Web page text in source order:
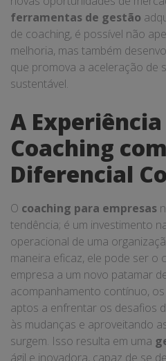
ferramentas de gestão
de coaching, é possível não
melhoria, mas também
que promova a aceleração de
sustentável.
A
Coaching
Diferencial
O coaching para empresas
tendência; é um investimento
operacional de uma
maneira eficaz, ele pode ser o
empresa a um novo patamar
acompanhamento contínuo,
aptos a enfrentar os desafios
às mudanças e aproveitando
surgem. Isso resulta em uma
ágil e inovadora, capaz de se